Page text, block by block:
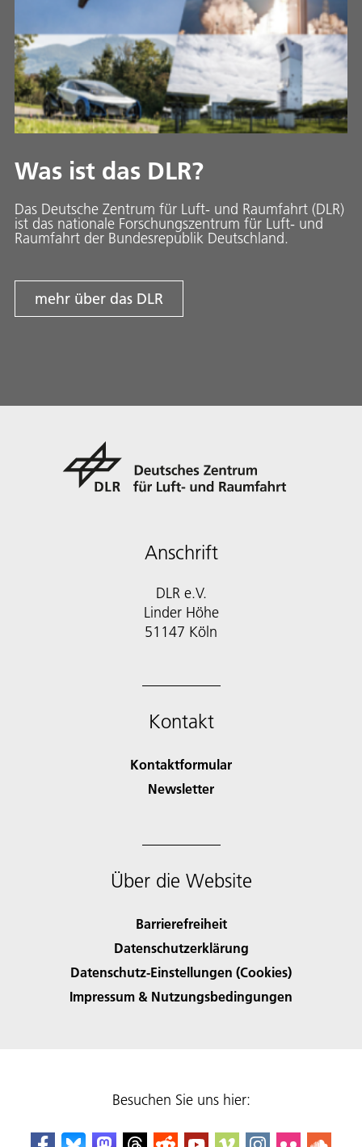
Was ist das DLR?
Das Deutsche Zentrum für Luft- und Raumfahrt (DLR)
ist das nationale Forschungszentrum für Luft- und
Raumfahrt der Bundesrepublik Deutschland.
mehr über das DLR
Anschrift
DLR e.V.
Linder Höhe
51147 Köln
Kontakt
Kontaktformular
Newsletter
Über die Website
Barrierefreiheit
Datenschutzerklärung
Datenschutz-Einstellungen (Cookies)
Impressum & Nutzungsbedingungen
Besuchen Sie uns hier: